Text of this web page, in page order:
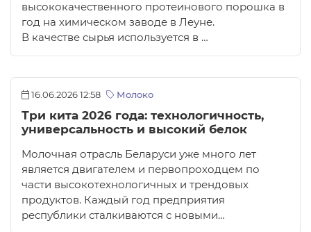
высококачественного протеинового порошка в
год на химическом заводе в Леуне.
В качестве сырья используется в …
16.06.2026 12:58 Молоко
Три кита 2026 года: технологичность,
универсальность и высокий белок
Молочная отрасль Беларуси уже много лет
является двигателем и первопроходцем по
части высокотехнологичных и трендовых
продуктов. Каждый год предприятия
республики сталкиваются с новыми…